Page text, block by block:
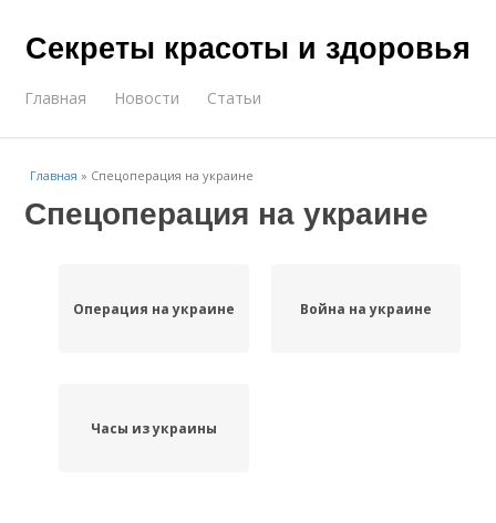
Секреты красоты и здоровья
Главная Новости Статьи
Главная » Спецоперация на украине
Спецоперация на украине
Операция на украине Война на украине
Часы из украины